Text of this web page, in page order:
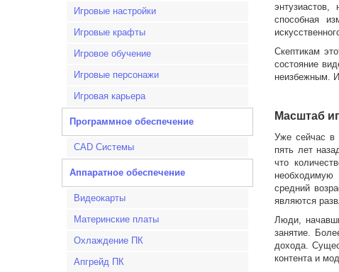
Игровые настройки
Игровые крафты
Игровое обучение
Игровые персонажи
Игровая карьера
Программное обеспечение
CAD Системы
Аппаратное обеспечение
Видеокарты
Материнские платы
Охлаждение ПК
Апгрейд ПК
способная
Скептикам
состояние
неизбежным.
Масштаб
Уже сейчас в
пять лет
что
необходимую
средний
являются
Люди,
занятие.
дохода.
контента и